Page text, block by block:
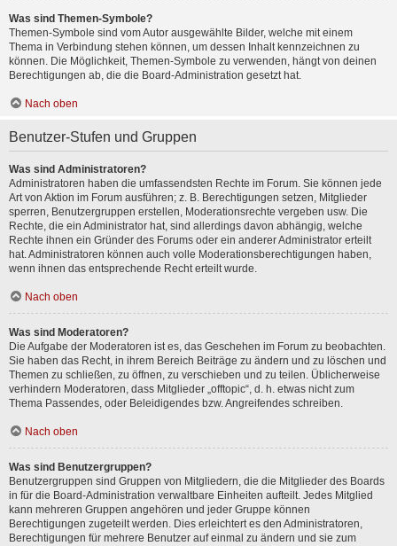
Was sind Themen-Symbole?
Themen-Symbole sind vom Autor ausgewählte Bilder, welche mit einem
Thema in Verbindung stehen können, um dessen Inhalt kennzeichnen zu
können. Die Möglichkeit, Themen-Symbole zu verwenden, hängt von deinen
Berechtigungen ab, die die Board-Administration gesetzt hat.
Nach oben
Benutzer-Stufen und Gruppen
Was sind Administratoren?
Administratoren haben die umfassendsten Rechte im Forum. Sie können jede
Art von Aktion im Forum ausführen; z. B. Berechtigungen setzen, Mitglieder
sperren, Benutzergruppen erstellen, Moderationsrechte vergeben usw. Die
Rechte, die ein Administrator hat, sind allerdings davon abhängig, welche
Rechte ihnen ein Gründer des Forums oder ein anderer Administrator erteilt
hat. Administratoren können auch volle Moderationsberechtigungen haben,
wenn ihnen das entsprechende Recht erteilt wurde.
Nach oben
Was sind Moderatoren?
Die Aufgabe der Moderatoren ist es, das Geschehen im Forum zu beobachten.
Sie haben das Recht, in ihrem Bereich Beiträge zu ändern und zu löschen und
Themen zu schließen, zu öffnen, zu verschieben und zu teilen. Üblicherweise
verhindern Moderatoren, dass Mitglieder „offtopic“, d. h. etwas nicht zum
Thema Passendes, oder Beleidigendes bzw. Angreifendes schreiben.
Nach oben
Was sind Benutzergruppen?
Benutzergruppen sind Gruppen von Mitgliedern, die die Mitglieder des Boards
in für die Board-Administration verwaltbare Einheiten aufteilt. Jedes Mitglied
kann mehreren Gruppen angehören und jeder Gruppe können
Berechtigungen zugeteilt werden. Dies erleichtert es den Administratoren,
Berechtigungen für mehrere Benutzer auf einmal zu ändern und sie zum